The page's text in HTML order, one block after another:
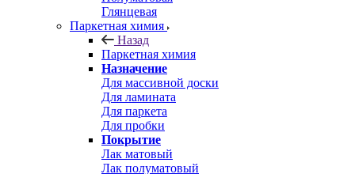
Глянцевая
Паркетная химия
Назад
Паркетная химия
Назначение
Для массивной доски
Для ламината
Для паркета
Для пробки
Покрытие
Лак матовый
Лак полуматовый